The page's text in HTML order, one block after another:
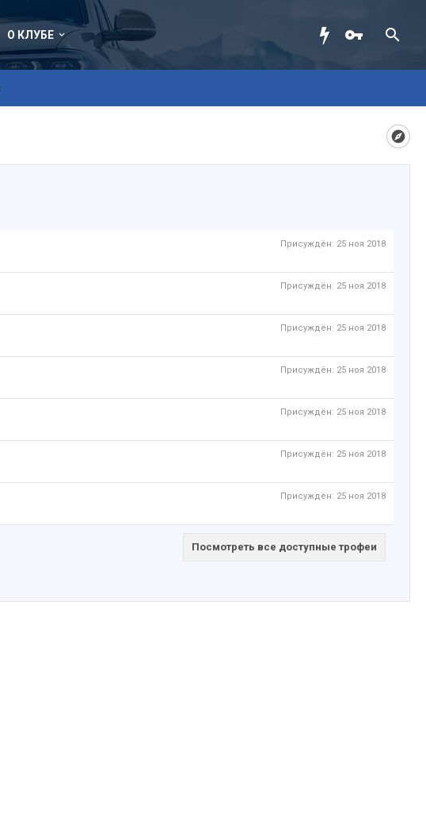
О КЛУБЕ
Присуждён: 25 ноя 2018
Присуждён: 25 ноя 2018
Присуждён: 25 ноя 2018
Присуждён: 25 ноя 2018
Присуждён: 25 ноя 2018
Присуждён: 25 ноя 2018
Присуждён: 25 ноя 2018
Посмотреть все доступные трофеи